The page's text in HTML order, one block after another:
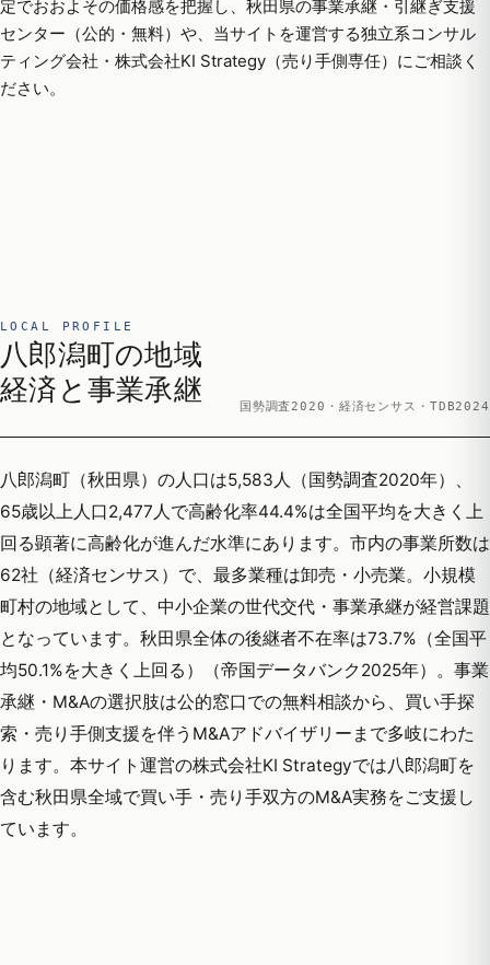
定でおおよその価格感を把握し、秋田県の事業承継・引継ぎ支援
センター（公的・無料）や、当サイトを運営する独立系コンサル
ティング会社・株式会社KI Strategy（売り手側専任）にご相談く
ださい。
LOCAL PROFILE
八郎潟町の地域
経済と事業承継
国勢調査2020・経済センサス・TDB2024
八郎潟町（秋田県）の人口は5,583人（国勢調査2020年）、
65歳以上人口2,477人で高齢化率44.4%は全国平均を大きく上
回る顕著に高齢化が進んだ水準にあります。市内の事業所数は
62社（経済センサス）で、最多業種は卸売・小売業。小規模
町村の地域として、中小企業の世代交代・事業承継が経営課題
となっています。秋田県全体の後継者不在率は73.7%（全国平
均50.1%を大きく上回る）（帝国データバンク2025年）。事業
承継・M&Aの選択肢は公的窓口での無料相談から、買い手探
索・売り手側支援を伴うM&Aアドバイザリーまで多岐にわた
ります。本サイト運営の株式会社KI Strategyでは八郎潟町を
含む秋田県全域で買い手・売り手双方のM&A実務をご支援し
ています。